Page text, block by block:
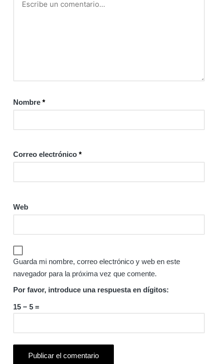
Nombre *
Correo electrónico *
Web
Guarda mi nombre, correo electrónico y web en este
navegador para la próxima vez que comente.
Por favor, introduce una respuesta en dígitos:
15 − 5 =